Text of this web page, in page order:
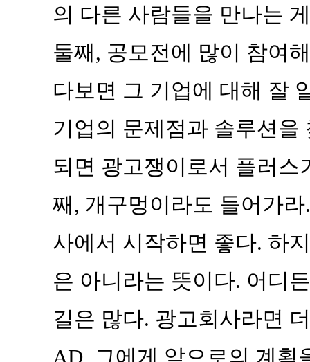
의 다른 사람들을 만나는
둘째, 공모전에 많이 참여
다보면 그 기업에 대해 잘
기업의 문제점과 솔루션을
되면 광고쟁이로서 플러스
째, 개구멍이라도 들어가
사에서 시작하면 좋다. 하
은 아니라는 뜻이다. 어디
길은 많다. 광고회사라면
AD, 그에게 앞으로의 계획